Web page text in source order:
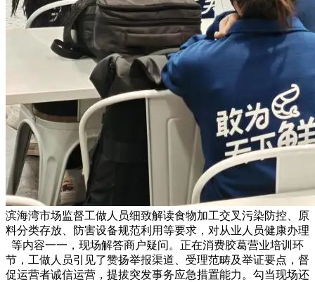
滨海湾市场监督工做人员细致解读食物加工交叉污染防控、原
料分类存放、防害设备规范利用等要求，对从业人员健康办理
等内容一一，现场解答商户疑问。正在消费胶葛营业培训环
节，工做人员引见了赞扬举报渠道、受理范畴及举证要点，督
促运营者诚信运营，提拔突发事务应急措置能力。勾当现场还